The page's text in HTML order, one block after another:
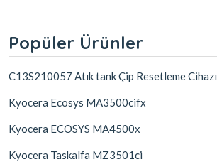
Popüler Ürünler
C13S210057 Atık tank Çip Resetleme Cihazı
Kyocera Ecosys MA3500cifx
Kyocera ECOSYS MA4500x
Kyocera Taskalfa MZ3501ci